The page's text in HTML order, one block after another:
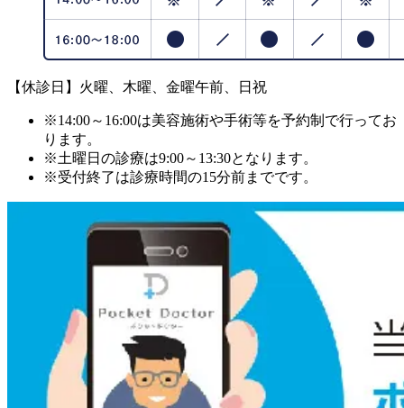
【休診日】火曜、木曜、金曜午前、日祝
※14:00～16:00は美容施術や手術等を予約制で行ってお
ります。
※土曜日の診療は9:00～13:30となります。
※受付終了は診療時間の15分前までです。